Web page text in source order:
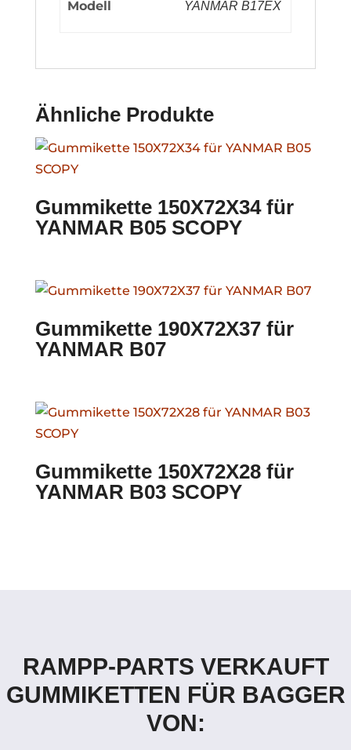
Modell YANMAR B17EX
Ähnliche Produkte
Gummikette 150X72X34 für
YANMAR B05 SCOPY
Gummikette 190X72X37 für
YANMAR B07
Gummikette 150X72X28 für
YANMAR B03 SCOPY
RAMPP-PARTS VERKAUFT
GUMMIKETTEN FÜR BAGGER
VON: